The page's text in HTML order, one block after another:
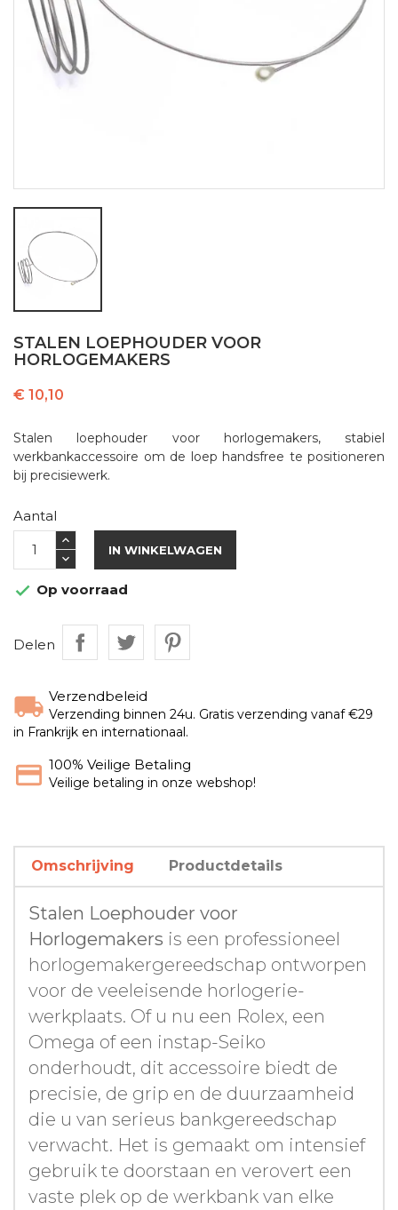
STALEN LOEPHOUDER VOOR
HORLOGEMAKERS
€ 10,10
Stalen loephouder voor horlogemakers, stabiel
werkbankaccessoire om de loep handsfree te positioneren
bij precisiewerk.
Aantal
IN WINKELWAGEN
 Op voorraad
Delen
Verzendbeleid
Verzending binnen 24u. Gratis verzending vanaf €29
in Frankrijk en internationaal.
100% Veilige Betaling
Veilige betaling in onze webshop!
Omschrijving Productdetails
Stalen Loephouder voor
Horlogemakers is een professioneel
horlogemakergereedschap ontworpen
voor de veeleisende horlogerie-
werkplaats. Of u nu een Rolex, een
Omega of een instap-Seiko
onderhoudt, dit accessoire biedt de
precisie, de grip en de duurzaamheid
die u van serieus bankgereedschap
verwacht. Het is gemaakt om intensief
gebruik te doorstaan en verovert een
vaste plek op de werkbank van elke